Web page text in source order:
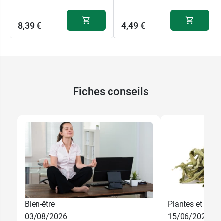
substance à hautes doses. C'est le principe de
similitude. Les substances sont donc diluées une
multitude de fois afin d'obtenir de très faibles
8,39 € 4,49 €
Fiches conseils
Bien-être
03/08/2026
Plantes et
15/06/2026